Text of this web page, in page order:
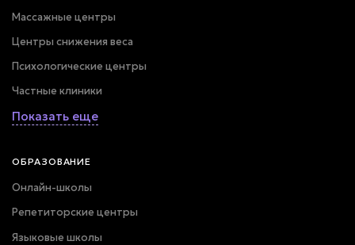
Массажные центры
Центры снижения веса
Психологические центры
Частные клиники
Показать еще
ОБРАЗОВАНИЕ
Онлайн-школы
Репетиторские центры
Языковые школы